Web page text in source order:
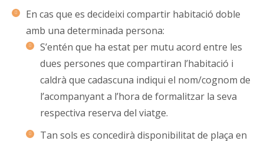
En cas que es decideixi compartir habitació doble
amb una determinada persona:
S’entén que ha estat per mutu acord entre les
dues persones que compartiran l’habitació i
caldrà que cadascuna indiqui el nom/cognom de
l’acompanyant a l’hora de formalitzar la seva
respectiva reserva del viatge.
Tan sols es concedirà disponibilitat de plaça en